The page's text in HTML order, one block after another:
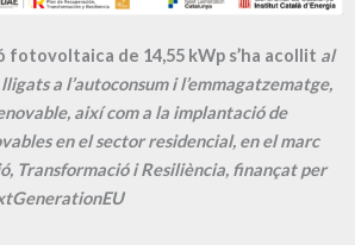
fotovoltaica de 14,55 kWp s’ha acollit al
a l’autoconsum i l’emmagatzematge,
així com a la implantació de
en el sector residencial, en el marc
Transformació i Resiliència, finançat per